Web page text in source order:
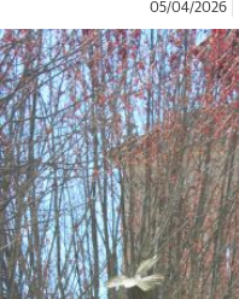
05/04/2026